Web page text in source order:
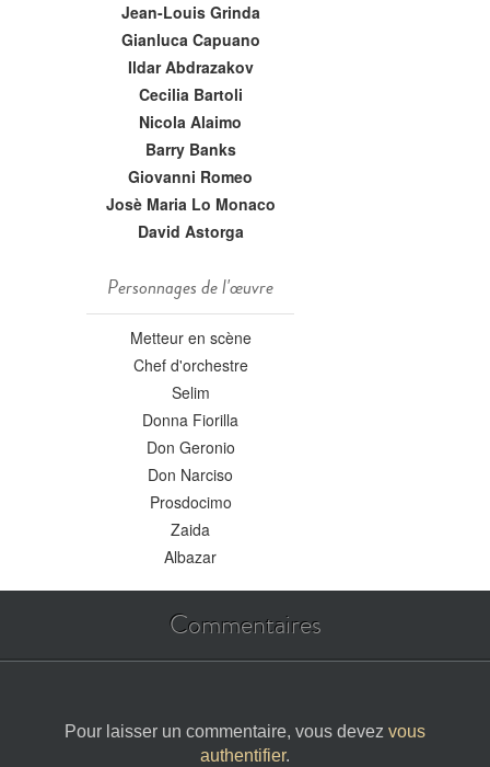
Jean-Louis Grinda
Gianluca Capuano
Ildar Abdrazakov
Cecilia Bartoli
Nicola Alaimo
Barry Banks
Giovanni Romeo
Josè Maria Lo Monaco
David Astorga
Personnages de l'œuvre
Metteur en scène
Chef d'orchestre
Selim
Donna Fiorilla
Don Geronio
Don Narciso
Prosdocimo
Zaida
Albazar
Commentaires
Pour laisser un commentaire, vous devez vous
authentifier.